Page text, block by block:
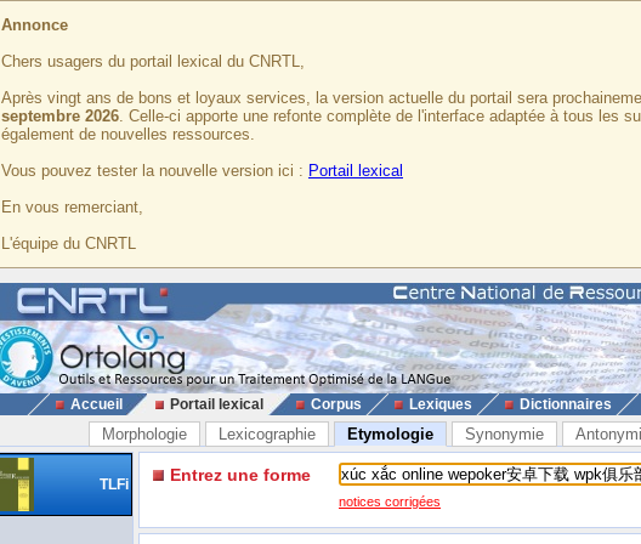
Annonce
Chers usagers du portail lexical du CNRTL,
Après vingt ans de bons et loyaux services, la version actuelle du portail sera
septembre 2026. Celle-ci apporte une refonte complète de l'interface adaptée à tous les
également de nouvelles ressources.
Vous pouvez tester la nouvelle version ici : Portail lexical
En vous remerciant,
L'équipe du CNRTL
Accueil Portail lexical Corpus Lexiques Dictionnaires
Morphologie Lexicographie Etymologie Synonymie
TLFi Entrez une forme
notices corrigées